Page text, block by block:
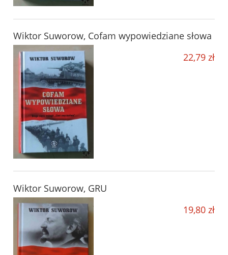
Wiktor Suworow, Cofam wypowiedziane słowa
22,79 zł
Wiktor Suworow, GRU
19,80 zł